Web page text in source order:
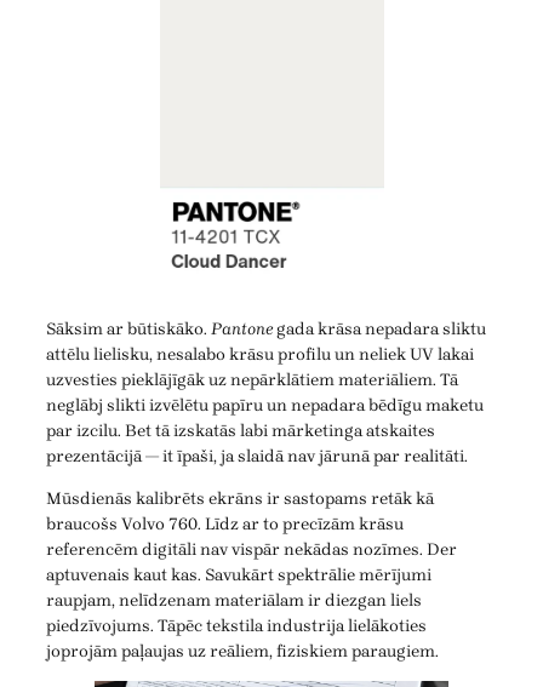
Sāksim ar būtiskāko. Pantonegada krāsa nepadara sliktu
attēlu lielisku, nesalabo krāsu profilu un neliek UV lakai
uzvesties pieklājīgāk uz nepārklātiem materiāliem. Tā
neglābj slikti izvēlētu papīru un nepadara bēdīgu maketu
par izcilu. Bet tā izskatās labi mārketinga atskaites
prezentācijā — it īpaši, ja slaidā nav jārunā par realitāti.
Mūsdienās kalibrēts ekrāns ir sastopams retāk kā
braucošs Volvo 760. Līdz ar to precīzām krāsu
referencēm digitāli nav vispār nekādas nozīmes. Der
aptuvenais kaut kas. Savukārt spektrālie mērījumi
raupjam, nelīdzenam materiālam ir diezgan liels
piedzīvojums. Tāpēc tekstila industrija lielākoties
joprojām paļaujas uz reāliem, fiziskiem paraugiem.